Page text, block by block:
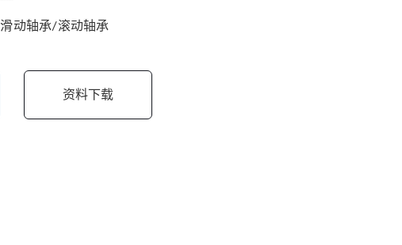
滑动轴承/滚动轴承
资料下载